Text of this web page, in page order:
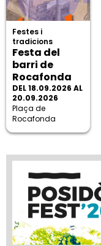
Festes i
tradicions
Festa del
barri de
Rocafonda
DEL 18.09.2026 AL
20.09.2026
Plaça de
Rocafonda